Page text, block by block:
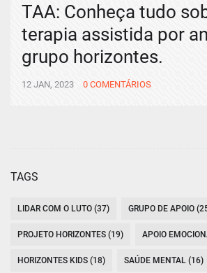
TAA: Conheça tudo
terapia assistida por
grupo horizontes.
12 JAN, 2023 0 COMENTÁRIOS
TAGS
LIDAR COM O LUTO (37) GRUPO DE APOIO
PROJETO HORIZONTES (19) APOIO
HORIZONTES KIDS (18) SAÚDE MENTAL (16)